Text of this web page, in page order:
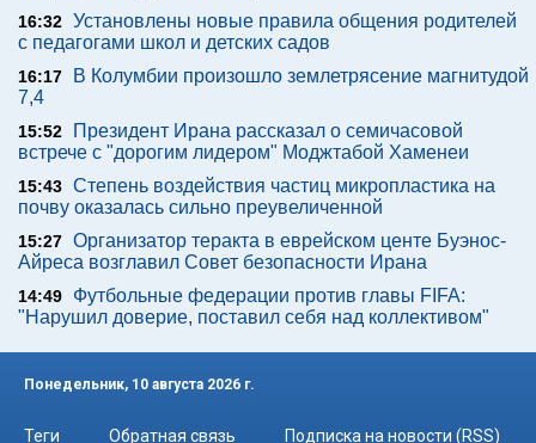
16:32 Установлены новые правила общения родителей
с педагогами школ и детских садов
16:17
В Колумбии произошло землетрясение магнитудой
7,4
15:52
Президент Ирана рассказал о семичасовой
встрече с "дорогим лидером" Моджтабой Хаменеи
15:43 Степень воздействия частиц микропластика на
почву оказалась сильно преувеличенной
15:27 Организатор теракта в еврейском центе Буэнос-
Айреса возглавил Совет безопасности Ирана
14:49
Футбольные федерации против главы FIFA:
"Нарушил доверие, поставил себя над коллективом"
Понедельник, 10 августа 2026 г.
Теги Обратная связь Подписка на новости (RSS)